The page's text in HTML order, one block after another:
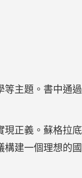
等主題。書中通過
現正義。蘇格拉底
建一個理想的國